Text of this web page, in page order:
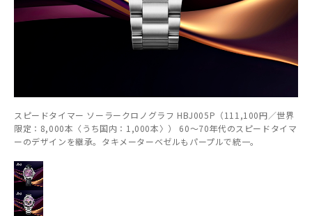
スピードタイマー ソーラークロノグラフ HBJ005P（111,100円／世界
限定：8,000本〈うち国内：1,000本〉） 60～70年代のスピードタイマ
ーのデザインを継承。タキメーターベゼルもパープルで統一。